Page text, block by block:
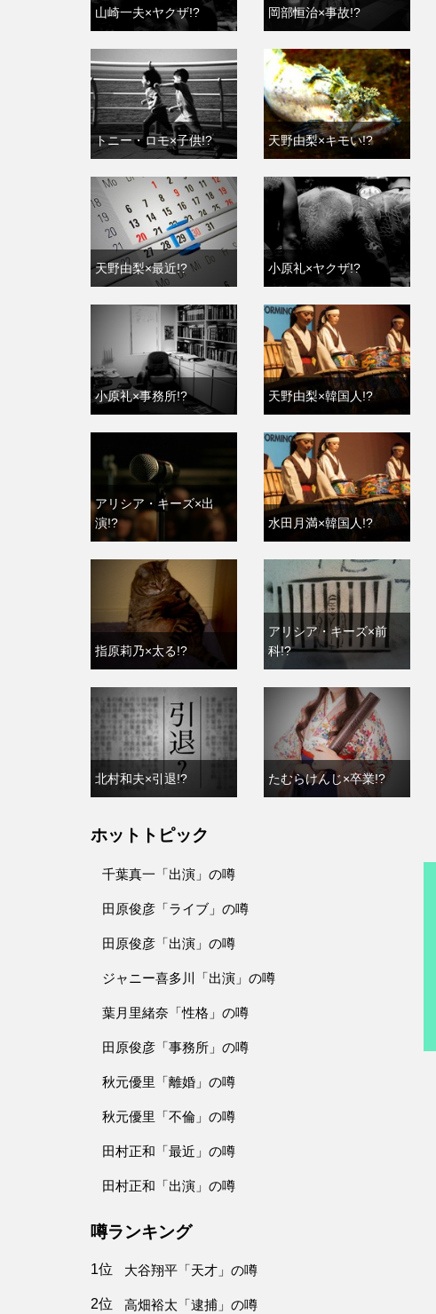
山崎一夫×ヤクザ!? 岡部恒治×事故!?
トニー・ロモ×子供!? 天野由梨×キモい!?
天野由梨×最近!? 小原礼×ヤクザ!?
小原礼×事務所!? 天野由梨×韓国人!?
アリシア・キーズ×出
演!?
水田月満×韓国人!?
指原莉乃×太る!?
アリシア・キーズ×前
科!?
北村和夫×引退!? たむらけんじ×卒業!?
ホットトピック
千葉真一「出演」の噂
田原俊彦「ライブ」の噂
田原俊彦「出演」の噂
ジャニー喜多川「出演」の噂
葉月里緒奈「性格」の噂
田原俊彦「事務所」の噂
秋元優里「離婚」の噂
秋元優里「不倫」の噂
田村正和「最近」の噂
田村正和「出演」の噂
噂ランキング
1位 大谷翔平「天才」の噂
2位 高畑裕太「逮捕」の噂